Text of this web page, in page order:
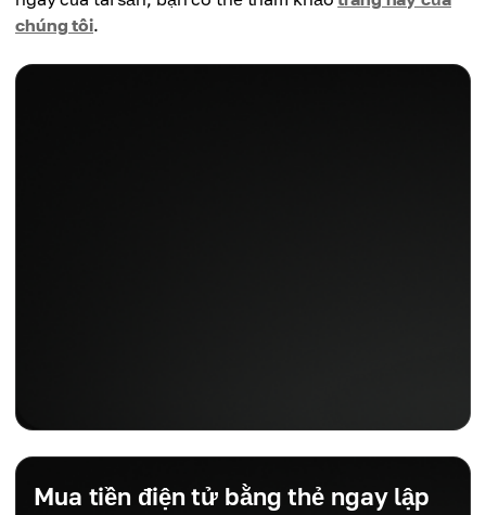
chúng tôi.
Mua tiền điện tử bằng thẻ ngay lập